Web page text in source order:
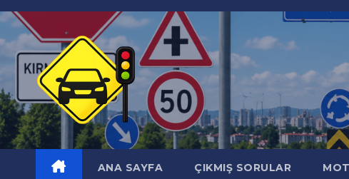
Skip
content
ANA SAYFA ÇIKMIŞ SORULAR